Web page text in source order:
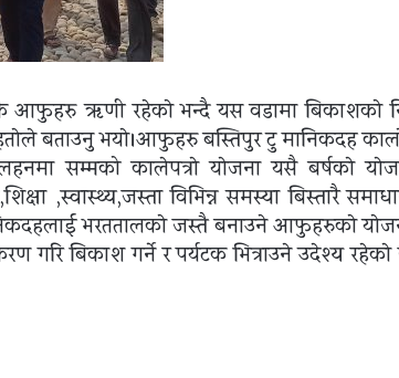
आफुहरु ऋणी रहेकाे भन्दै यस वडामा बिकाशकाे
बताउनु भयाे।आफुहरु बस्तिपुर टु मानिकदह
सम्मको कालेपत्राे याेजना यसै बर्षकाे
,स्वास्थ्य,जस्ता विभिन्न समस्या बिस्तारै
भरततालकाे जस्तैबनाउनेआफुहरुकाे
गरि बिकाश गर्ने र पर्यटक भित्राउने उदेश्य